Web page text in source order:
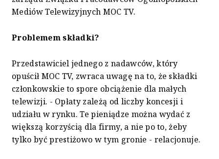
Mediów Telewizyjnych MOC TV.
Problemem składki?
Przedstawiciel jednego z nadawców, który
opuścił MOC TV, zwraca uwagę na to, że składki
członkowskie to spore obciążenie dla małych
telewizji. - Opłaty zależą od liczby koncesji i
udziału w rynku. Te pieniądze można wydać z
większą korzyścią dla firmy, a nie po to, żeby
tylko być prestiżowo w tym gronie - relacjonuje.